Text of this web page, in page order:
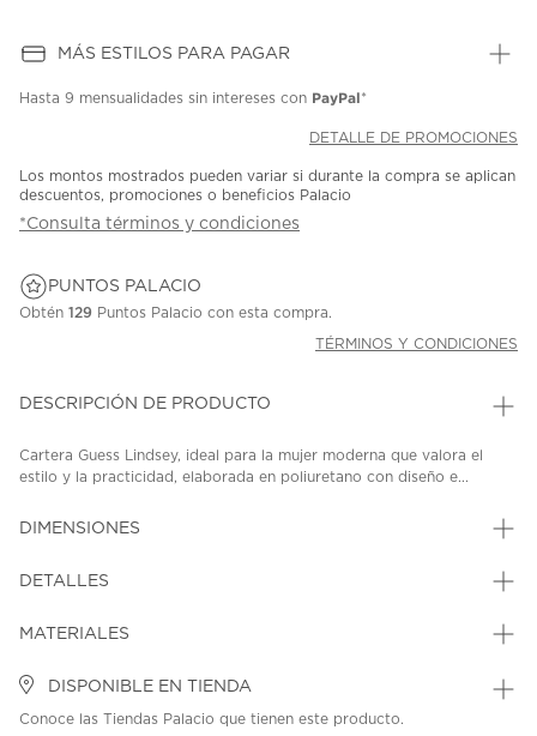
MÁS ESTILOS PARA PAGAR
Hasta 9 mensualidades sin intereses con PayPal*
DETALLE DE PROMOCIONES
Los montos mostrados pueden variar si durante la compra se aplican
descuentos, promociones o beneficios Palacio
*Consulta términos y condiciones
PUNTOS PALACIO
Obtén 129 Puntos Palacio con esta compra.
TÉRMINOS Y CONDICIONES
DESCRIPCIÓN DE PRODUCTO
Cartera Guess Lindsey, ideal para la mujer moderna que valora el
estilo y la practicidad, elaborada en poliuretano con diseño e...
DIMENSIONES
DETALLES
MATERIALES
DISPONIBLE EN TIENDA
Conoce las Tiendas Palacio que tienen este producto.